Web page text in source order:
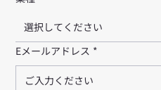
Eメールアドレス *